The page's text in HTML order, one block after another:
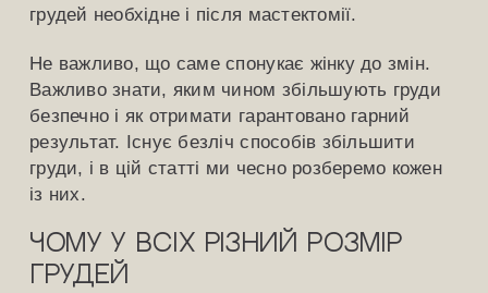
грудей необхідне і після мастектомії.
Не важливо, що саме спонукає жінку до змін.
Важливо знати, яким чином збільшують груди
безпечно і як отримати гарантовано гарний
результат. Існує безліч способів збільшити
груди, і в цій статті ми чесно розберемо кожен
із них.
Чому у всіх різний розмір
грудей